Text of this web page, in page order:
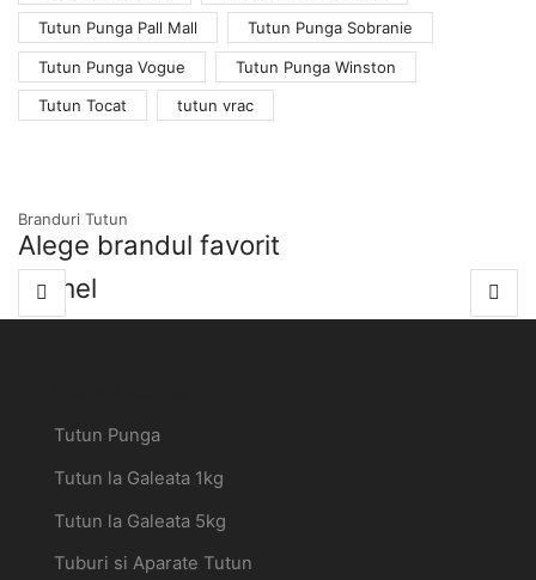
Tutun Punga Pall Mall Tutun Punga Sobranie
Tutun Punga Vogue Tutun Punga Winston
Tutun Tocat tutun vrac
Branduri Tutun
Alege brandul favorit
Camel
Tutun Punga
Tutun la Galeata 1kg
Tutun la Galeata 5kg
Tuburi si Aparate Tutun